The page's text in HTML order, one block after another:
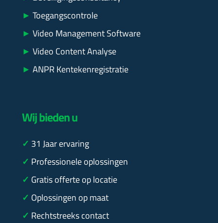
► Toegangscontrole
► Video Management Software
► Video Content Analyse
► ANPR Kentekenregistratie
Wij bieden u
✓ 31 Jaar ervaring
✓ Professionele oplossingen
✓ Gratis offerte op locatie
✓ Oplossingen op maat
✓ Rechtstreeks contact